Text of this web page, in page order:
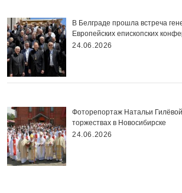
В Белграде прошла встреча
Европейских епископских
24.06.2026
Фоторепортаж Натальи
торжествах в Новосибирске
24.06.2026